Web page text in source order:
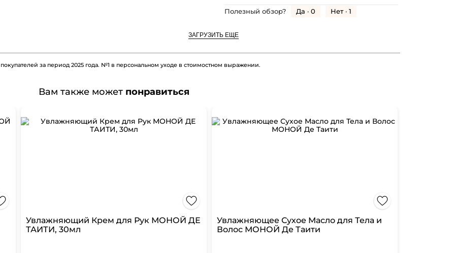
Полезный обзор? Да · 0 Нет · 1
ЗАГРУЗИТЬ ЕЩЕ
за период 2025 года. №1 в персональном уходе в стоимостном выражении.
Вам также может понравиться
Увлажняющий Крем для Рук МОНОЙ ДЕ
ТАИТИ, 30мл
Увлажняющее Сухое Масло для Тела и
Волос МОНОЙ Де Таити